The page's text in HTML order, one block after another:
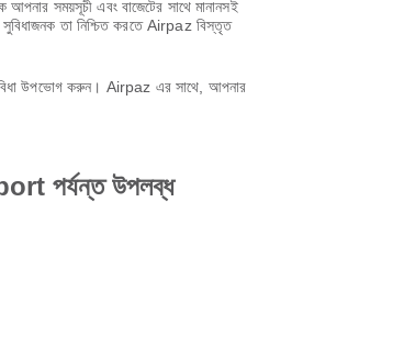
সময়সূচী এবং বাজেটের সাথে মানানসই
সুবিধাজনক তা নিশ্চিত করতে Airpaz বিস্তৃত
সুবিধা উপভোগ করুন। Airpaz এর সাথে, আপনার
পর্যন্ত উপলব্ধ